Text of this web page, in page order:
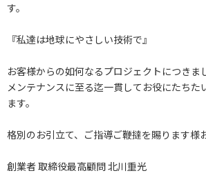
す。
『私達は地球にやさしい技術で』
お客様からの如何なるプロジェクトにつきま
メンテナンスに至る迄一貫してお役にたちた
ます。
格別のお引立て、ご指導ご鞭撻を賜ります様
創業者 取締役最高顧問 北川重光